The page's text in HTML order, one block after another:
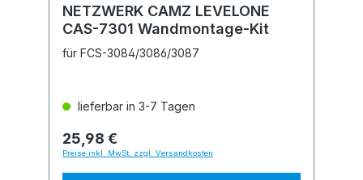
NETZWERK CAMZ LEVELONE
CAS-7301 Wandmontage-Kit
für FCS-3084/3086/3087
lieferbar in 3-7 Tagen
25,98 €
Preise inkl. MwSt. zzgl. Versandkosten